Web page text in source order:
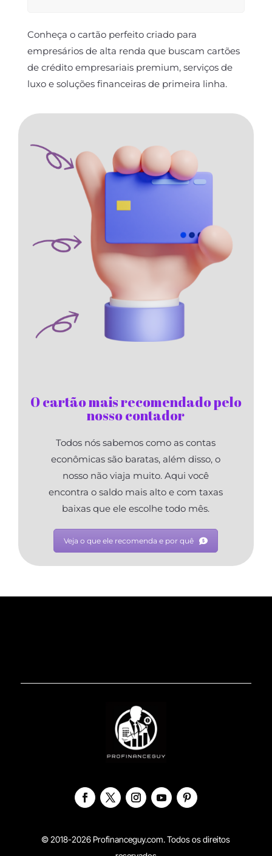
Conheça o cartão perfeito criado para
empresários de alta renda que buscam cartões
de crédito empresariais premium, serviços de
luxo e soluções financeiras de primeira linha.
O cartão mais recomendado pelo
nosso contador
Todos nós sabemos como as contas
econômicas são baratas, além disso, o
nosso não viaja muito. Aqui você
encontra o saldo mais alto e com taxas
baixas que ele escolhe todo mês.
Veja o que ele recomenda e por quê
© 2018-2026 Profinanceguy.com. Todos os direitos